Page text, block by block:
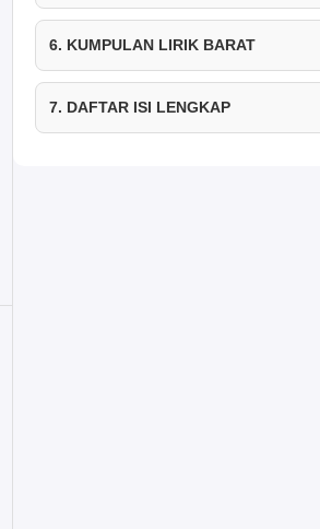
6. KUMPULAN LIRIK BARAT
7. DAFTAR ISI LENGKAP